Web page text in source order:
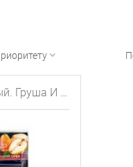
Сыр Десертный. Груша И Грецкий Орех